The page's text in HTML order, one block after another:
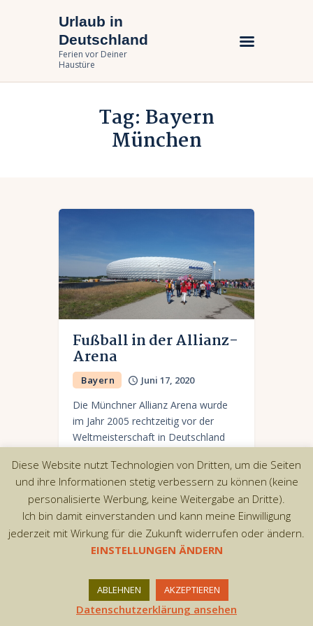
Urlaub in
Deutschland
Ferien vor Deiner
Haustüre
Tag: Bayern
München
Urlaub in Deutschland
Ferien vor Deiner Haustüre
Urlaub zuhause
Bundesländer
Urlaubsarten
Fußball in der Allianz-
Arena
Bayern Juni 17, 2020
Die Münchner Allianz Arena wurde
im Jahr 2005 rechtzeitig vor der
Weltmeisterschaft in Deutschland
Fassungsvermögen von 75.000
Zuschauern ist die Arena nach dem
Signal-Iduna Park in…
Copyright © 2026 by AxiomThemes. All rights
reserved.
Diese Website nutzt Technologien von Dritten, um die Seiten
und ihre Informationen stetig verbessern zu können (keine
personalisierte Werbung, keine Weitergabe an Dritte).
Ich bin damit einverstanden und kann meine Einwilligung
jederzeit mit Wirkung für die Zukunft widerrufen oder ändern.
EINSTELLUNGEN ÄNDERN
ABLEHNEN AKZEPTIEREN
Datenschutzerklärung ansehen